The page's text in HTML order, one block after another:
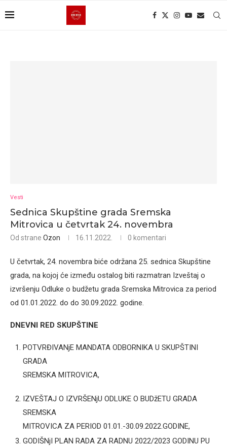
Vesti
Sednica Skupštine grada Sremska
Mitrovica u četvrtak 24. novembra
Od strane Ozon 16.11.2022. 0 komentari
U četvrtak, 24. novembra biće održana 25. sednica Skupštine
grada, na kojoj će između ostalog biti razmatran Izveštaj o
izvršenju Odluke o budžetu grada Sremska Mitrovica za period
od 01.01.2022. do do 30.09.2022. godine.
DNEVNI RED SKUPŠTINE
POTVRĐIVANjE MANDATA ODBORNIKA U SKUPŠTINI
GRADA
SREMSKA MITROVICA,
IZVEŠTAJ O IZVRŠENjU ODLUKE O BUDžETU GRADA
SREMSKA
MITROVICA ZA PERIOD 01.01.-30.09.2022.GODINE,
GODIŠNjI PLAN RADA ZA RADNU 2022/2023 GODINU PU